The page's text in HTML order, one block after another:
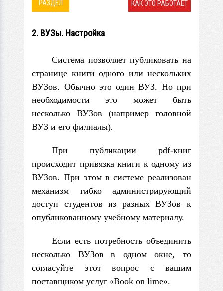
РАЗДЕЛ КАК ЭТО РАБОТАЕТ
2. ВУЗы. Настройка
Система позволяет публиковать на
странице книги одного или нескольких
ВУЗов. Обычно это один ВУЗ. Но при
необходимости это может быть
несколько ВУЗов (например головной
ВУЗ и его филиалы).
При публикации pdf-книг
происходит привязка книги к одному из
ВУЗов. При этом в системе реализован
механизм гибко администрирующий
доступ студентов из разных ВУЗов к
опубликованному учебному материалу.
Если есть потребность объединить
несколько ВУЗов в одном окне, то
согласуйте этот вопрос с вашим
поставщиком услуг «Book on lime».